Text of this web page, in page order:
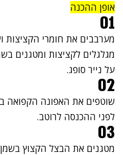
אופן ההכנה
01
מערבבים את חומרי
מגלגלים לקציצות ומטגנים
על נייר סופג.
02
שוטפים את האפונה הקפואה
לפני ההכנסה לרוטב.
03
מטגנים את הבצל הקצוץ בשמן